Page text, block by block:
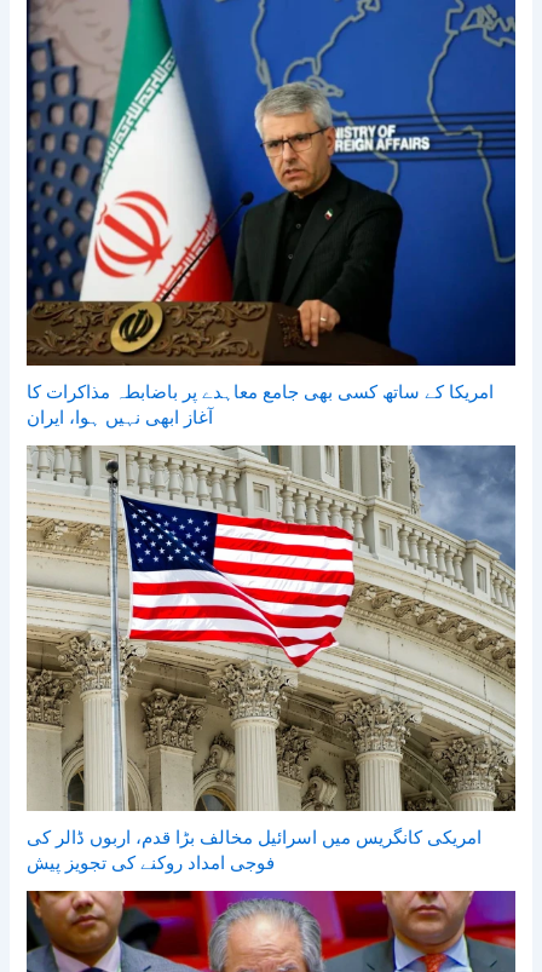
امریکا کے ساتھ کسی بھی جامع معاہدے پر باضابطہ مذاکرات کا
آغاز ابھی نہیں ہوا، ایران
امریکی کانگریس میں اسرائیل مخالف بڑا قدم، اربوں ڈالر کی
فوجی امداد روکنے کی تجویز پیش